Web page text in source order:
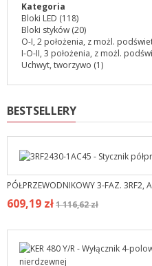
Kategoria
Bloki LED (118)
Bloki styków (20)
O-I, 2 położenia, z możl.
I-O-II, 3 położenia, z możl.
Uchwyt, tworzywo (1)
BESTSELLERY
PÓŁPRZEWODNIKOWY 3-FAZ. 3RF2,
609,19 zł1 116,62 zł